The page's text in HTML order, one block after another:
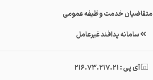
متقاضیان خدمت وظیفه عمومی
سامانه پدافند غیرعامل
آی پی : 216.73.217.21